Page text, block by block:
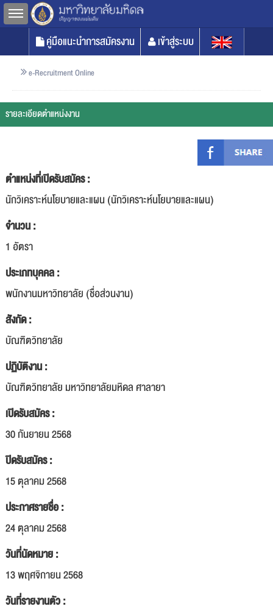
Toggle sidebar
คู่มือแนะนำการสมัครงาน
เข้าสู่ระบบ
e-Recruitment Online
รายละเอียดตำแหน่งงาน
ตำแหน่งที่เปิดรับสมัคร :
นักวิเคราะห์นโยบายและแผน (นักวิเคราะห์นโยบายและแผน)
จำนวน :
1 อัตรา
ประเภทบุคคล :
พนักงานมหาวิทยาลัย (ชื่อส่วนงาน)
สังกัด :
บัณฑิตวิทยาลัย
ปฏิบัติงาน :
บัณฑิตวิทยาลัย มหาวิทยาลัยมหิดล ศาลายา
เปิดรับสมัคร :
30 กันยายน 2568
ปิดรับสมัคร :
15 ตุลาคม 2568
ประกาศรายชื่อ :
24 ตุลาคม 2568
วันที่นัดหมาย :
13 พฤศจิกายน 2568
วันที่รายงานตัว :